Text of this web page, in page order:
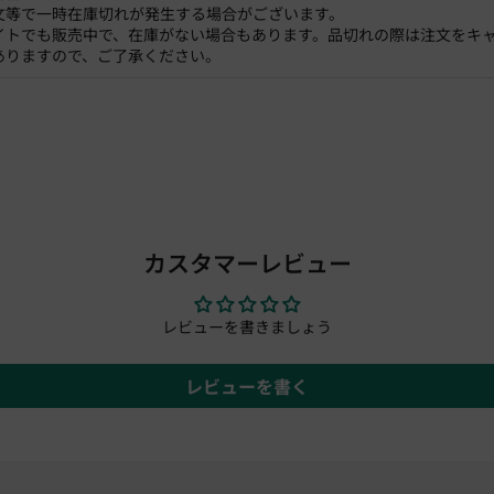
等で一時在庫切れが発生する場合がございます。
トでも販売中で、在庫がない場合もあります。品切れの際は注文をキ
ますので、ご了承ください。
カスタマーレビュー
レビューを書きましょう
レビューを書く